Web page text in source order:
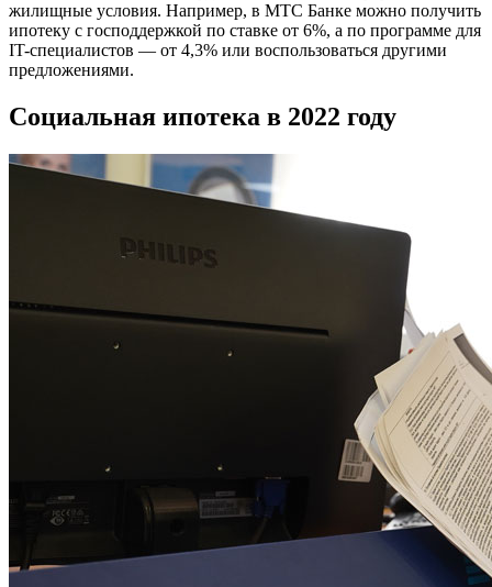
жилищные условия. Например, в МТС Банке можно получить
ипотеку с господдержкой по ставке от 6%, а по программе для
IT-специалистов — от 4,3% или воспользоваться другими
предложениями.
Социальная ипотека в 2022 году